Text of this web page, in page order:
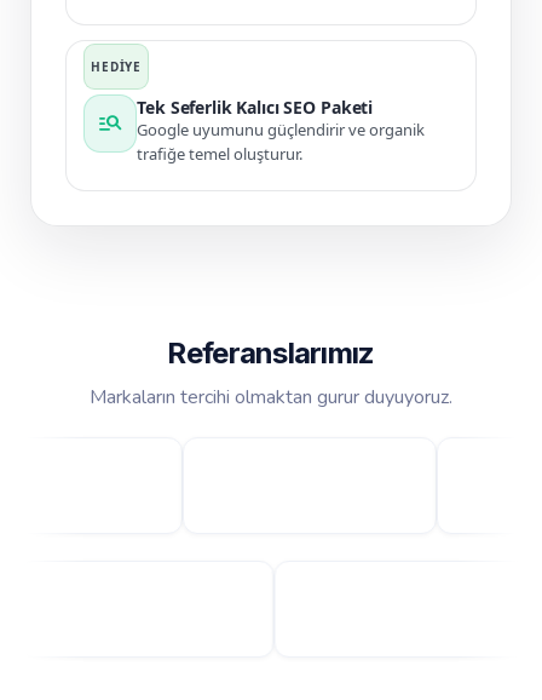
manage_search
Tek Seferlik Kalıcı SEO Paketi
Google uyumunu güçlendirir ve organik
trafiğe temel oluşturur.
Referanslarımız
Markaların tercihi olmaktan gurur duyuyoruz.